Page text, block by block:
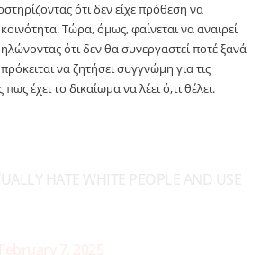
ότι δεν είχε πρόθεση να
Τώρα, όμως, φαίνεται να αναιρεί
ότι δεν θα συνεργαστεί ποτέ ξανά
να ζητήσει συγγνώμη για τις
έχει το δικαίωμα να λέει ό,τι θέλει.